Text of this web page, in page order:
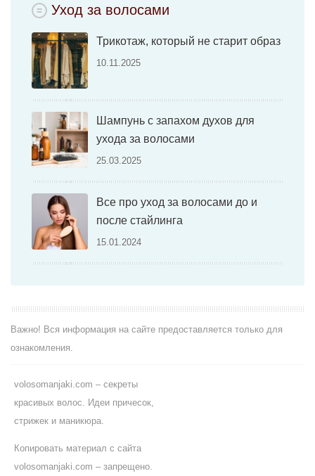
Уход за волосами
Трикотаж, который не старит образ
10.11.2025
Шампунь с запахом духов для
ухода за волосами
25.03.2025
Все про уход за волосами до и
после стайлинга
15.01.2024
Важно! Вся информация на сайте предоставляется только для
ознакомления.
volosomanjaki.com – секреты
красивых волос. Идеи причесок,
стрижек и маникюра.
Копировать материал с сайта
volosomanjaki.com – запрещено.